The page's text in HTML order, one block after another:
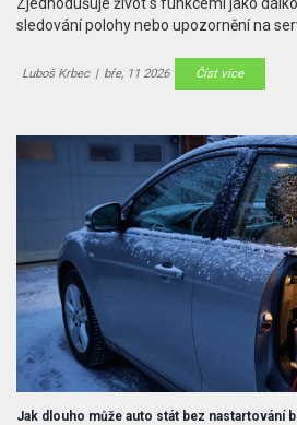
sledování polohy nebo upozornění na
Luboš Krbec | bře, 11 2026 Číst více
Jak dlouho může auto stát bez nastartování